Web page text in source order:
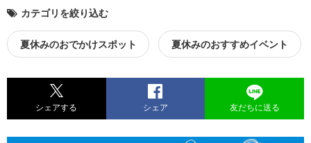
カテゴリを絞り込む
夏休みのおでかけスポット 夏休みのおすすめイベント
シェアする シェア 友だちに送る